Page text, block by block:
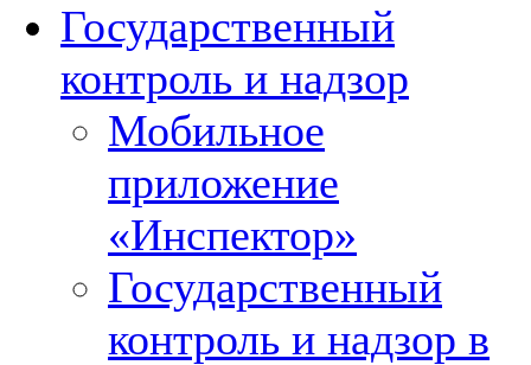
Государственный
контроль и надзор
Мобильное
приложение
«Инспектор»
Государственный
контроль и надзор в